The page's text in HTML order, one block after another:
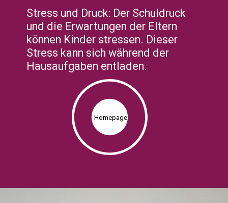
Stress und Druck: Der Schuldruck
und die Erwartungen der Eltern
können Kinder stressen. Dieser
Stress kann sich während der
Hausaufgaben entladen.
Homepage